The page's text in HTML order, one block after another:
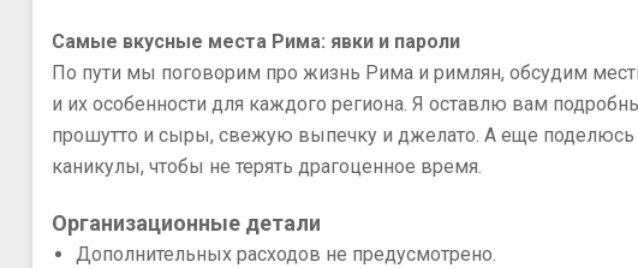
Самые вкусные места Рима: явки и пароли
По пути мы поговорим про жизнь Рима и римлян, обсудим
и их особенности для каждого региона. Я оставлю вам
прошутто и сыры, свежую выпечку и джелато. А еще
каникулы, чтобы не терять драгоценное время.
Организационные детали
Дополнительных расходов не предусмотрено.